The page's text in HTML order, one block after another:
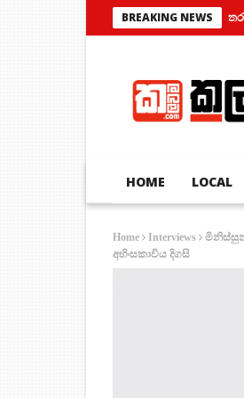
BREAKING NEWS
තරුණයන්
HOME LOCAL
Home Interviews
අහිංසකාවිය දිගසි